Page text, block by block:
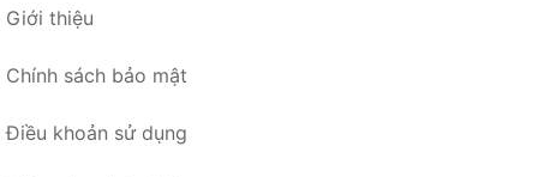
Giới thiệu
Chính sách bảo mật
Điều khoản sử dụng